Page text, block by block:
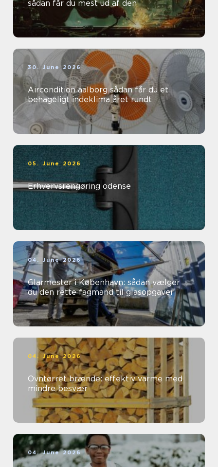
sådan får du mest ud af den
30. June 2026
Aircondition aalborg sådan får du et
behageligt indeklima året rundt
05. June 2026
Erhvervsrengøring odense
04. June 2026
Glarmester i København: sådan vælger
du den rette fagmand til glasopgaver
04. June 2026
Ovntørret brænde: effektiv varme med
mindre besvær
04. June 2026